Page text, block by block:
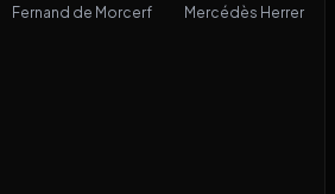
Fernand de Morcerf Mercédès Herrera